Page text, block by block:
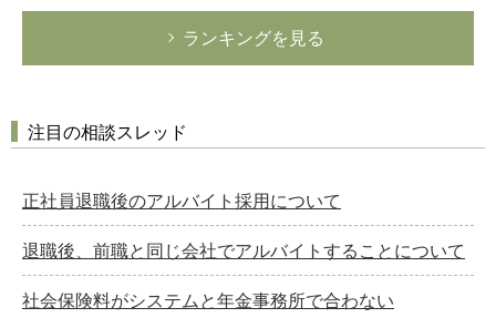
ランキングを見る
注目の相談スレッド
正社員退職後のアルバイト採用について
退職後、前職と同じ会社でアルバイトすることについて
社会保険料がシステムと年金事務所で合わない